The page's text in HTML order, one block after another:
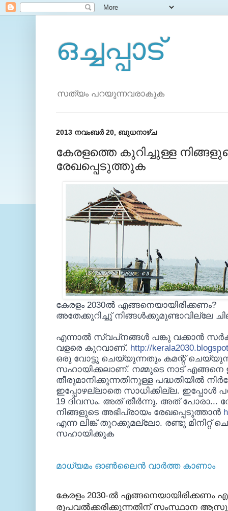
ഒച്ചപ്പാട്
സത്യം പറയുന്നവരാകുക
2013 നവംബർ 20, ബുധനാഴ്‌ച
കേരളത്തെ കുറിച്ചുള്ള
രേഖപ്പെടുത്തുക
കേരളം 2030ൽ എങ്ങനെയായിരിക്കണം?
അതേക്കുറിച്ചു് നിങ്ങൾക്കുമുണ്ടാവില്ലേ
എന്നാല്‍ സ്വപ്‌നങ്ങള്‍ പങ്കു വക്കാന്‍
വളരെ കുറവാണ്. http://
ഒരു വോട്ടു ചെയ്യുന്നതും കമന്റ്
സഹായിക്കലാണ്. നമ്മുടെ നാട് എങ്ങനെ
തീരുമാനിക്കുന്നതിനുള്ള പദ്ധതിയില്‍
ഇപ്പോഴല്ലാതെ സാധിക്കില്ല. ഇപ്പോള്‍
19 ദിവസം. അത് തീര്‍ന്നു. അത് പോരാ...
നിങ്ങളുടെ അഭിപ്രായം രേഖപ്പെടുത്താന്‍
എന്ന ലിങ്ക് തുറക്കുമല്ലോ. രണ്ടു മിനിറ്റ്
സഹായിക്കുക
മാധ്യമം ഓണ്‍ലൈന്‍ വാര്‍ത്ത കാണാം
കേരളം 2030-ല്‍ എങ്ങനെയായിരിക്കണം
രൂപവല്‍ക്കരിക്കുന്നതിന് സംസ്ഥാന